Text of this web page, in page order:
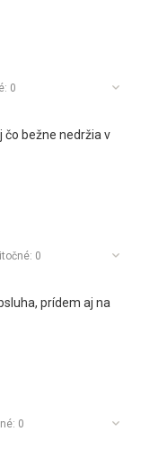
0
čo bežne nedržia v
0
prídem aj na
0